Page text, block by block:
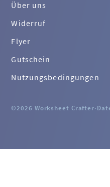
Über uns
Widerruf
Flyer
Gutschein
Nutzungsbedingungen
©2026 Worksheet Crafter·